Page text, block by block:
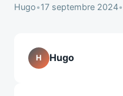
Hugo•17 septembre 2024•
H Hugo